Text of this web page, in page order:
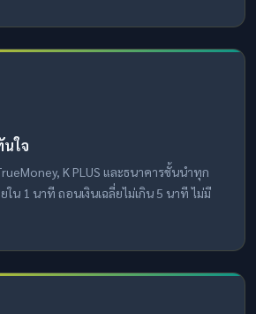
นใจ
K PLUS และธนาคารชั้นนำทุก
ใน 1 นาที ถอนเงินเฉลี่ยไม่เกิน 5 นาที ไม่มี